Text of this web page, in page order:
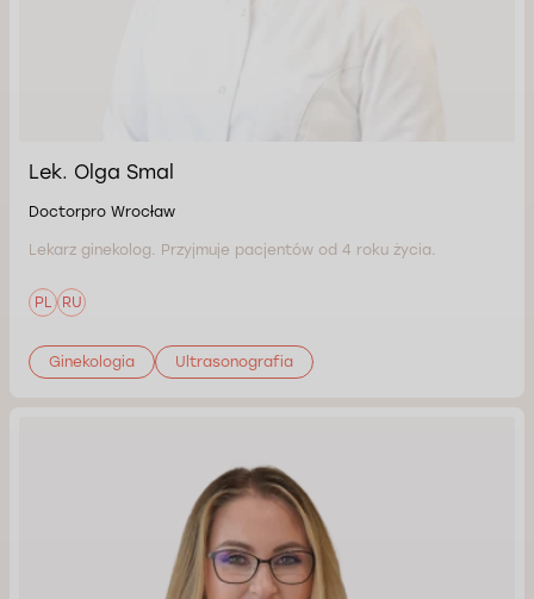
Lek. Olga Smal
Doctorpro Wrocław
Lekarz ginekolog. Przyjmuje pacjentów od 4 roku życia.
PL RU
Ginekologia Ultrasonografia